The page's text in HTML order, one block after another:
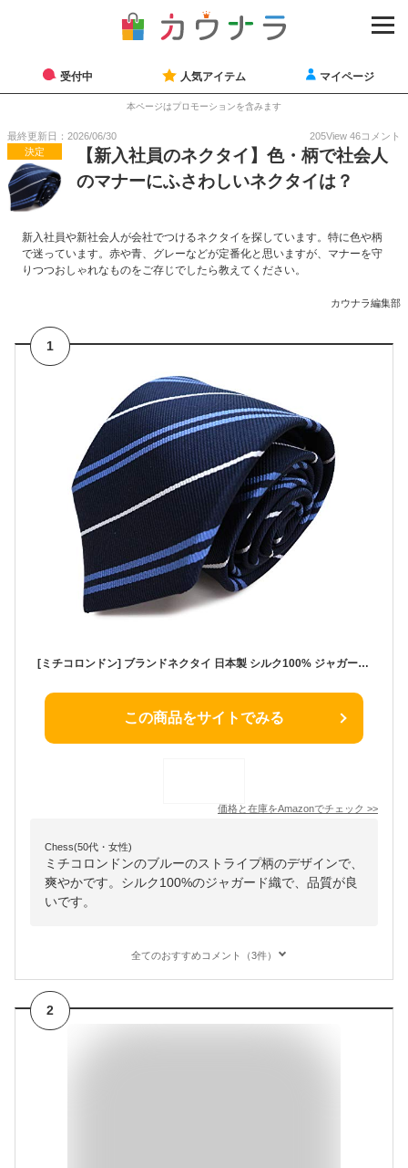
受付中 人気アイテム マイページ
本ページはプロモーションを含みます
最終更新日：2026/06/30 205View 46コメント
決定
【新入社員のネクタイ】色・柄で社会人
のマナーにふさわしいネクタイは？
新入社員や新社会人が会社でつけるネクタイを探しています。特に色や柄
で迷っています。赤や青、グレーなどが定番化と思いますが、マナーを守
りつつおしゃれなものをご存じでしたら教えてください。
カウナラ編集部
1
[ミチコロンドン] ブランドネクタイ 日本製 シルク100% ジャガード織 レジメン ストライプ (C柄：サックス)
この商品をサイトでみる
価格と在庫をAmazonでチェック >>
Chess(50代・女性)
ミチコロンドンのブルーのストライプ柄のデザインで、
爽やかです。シルク100%のジャガード織で、品質が良
いです。
全てのおすすめコメント（3件）
2